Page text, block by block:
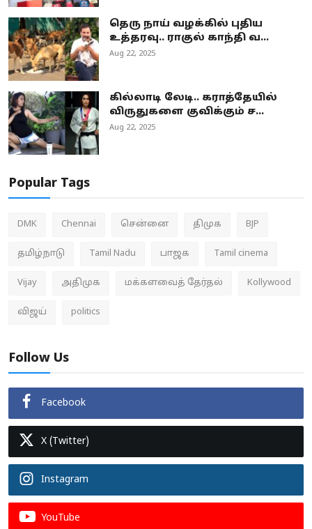
தெரு நாய் வழக்கில் புதிய
உத்தரவு.. ராகுல் காந்தி வ...
Aug 22, 2025
கில்லாடி லேடி.. கராத்தேயில்
விருதுகளை குவிக்கும் ச...
Aug 22, 2025
Popular Tags
DMK Chennai சென்னை திமுக BJP
தமிழ்நாடு Tamil Nadu பாஜக Tamil cinema
Vijay அதிமுக மக்களவைத் தேர்தல் Kollywood
விஜய் politics
Follow Us
Facebook
X (Twitter)
Instagram
YouTube